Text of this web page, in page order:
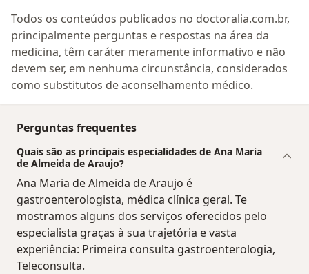
Todos os conteúdos publicados no doctoralia.com.br,
principalmente perguntas e respostas na área da
medicina, têm caráter meramente informativo e não
devem ser, em nenhuma circunstância, considerados
como substitutos de aconselhamento médico.
Perguntas frequentes
Quais são as principais especialidades de Ana Maria
de Almeida de Araujo?
Ana Maria de Almeida de Araujo é
gastroenterologista, médica clínica geral. Te
mostramos alguns dos serviços oferecidos pelo
especialista graças à sua trajetória e vasta
experiência: Primeira consulta gastroenterologia,
Teleconsulta.